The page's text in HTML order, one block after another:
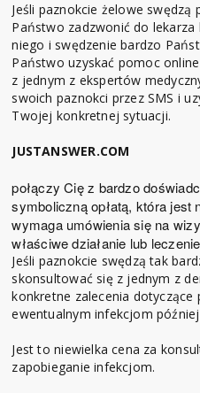
Jeśli paznokcie żelowe
Państwo zadzwonić do
niego i swędzenie bardzo
Państwo uzyskać pomoc
z jednym z ekspertów
swoich paznokci przez SMS i
Twojej konkretnej sytuacji.
JUSTANSWER.COM
połączy Cię z bardzo
symboliczną opłatą, która
wymaga umówienia się na
właściwe działanie lub
Jeśli paznokcie swędzą tak
skonsultować się z jednym z
konkretne zalecenia dotyczące
ewentualnym infekcjom
Jest to niewielka cena za
zapobieganie infekcjom.